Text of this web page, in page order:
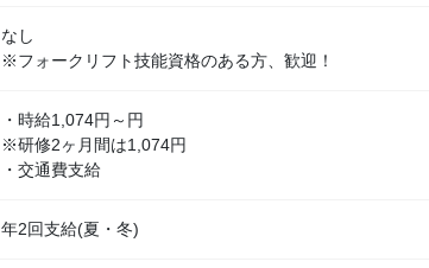
なし
※フォークリフト技能資格のある方、歓迎！
・時給1,074円～円
※研修2ヶ月間は1,074円
・交通費支給
年2回支給(夏・冬)